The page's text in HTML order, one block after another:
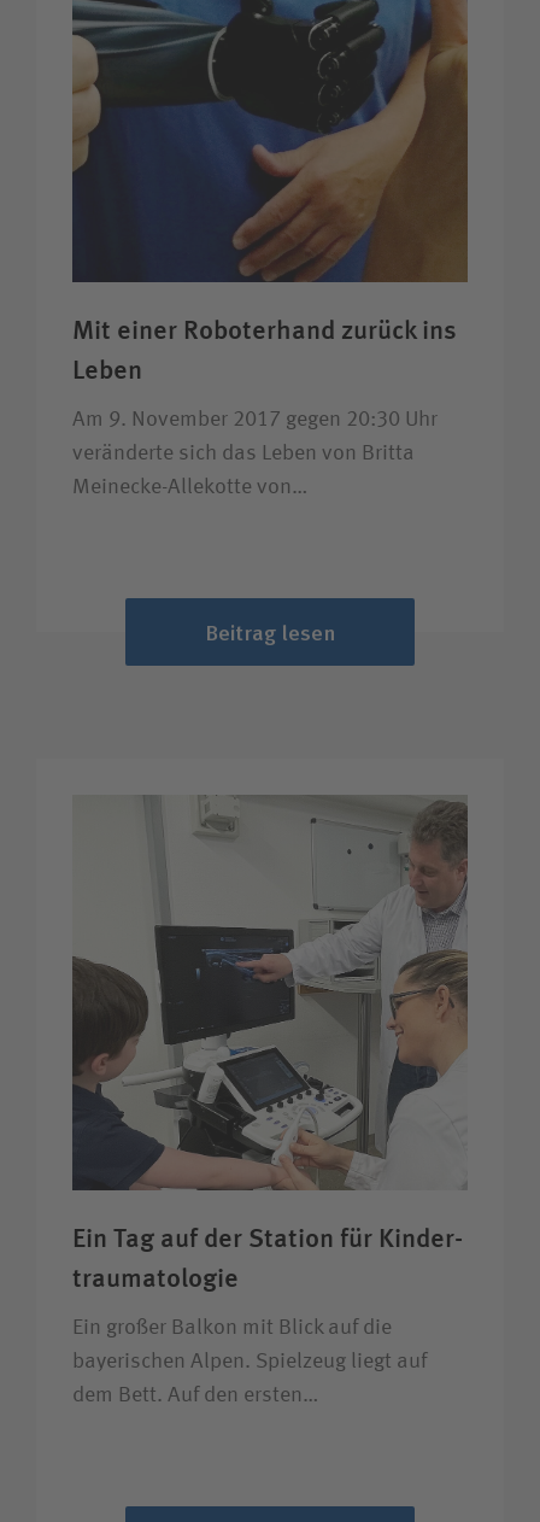
Mit einer Roboter­hand zurück ins
Leben
Am 9. November 2017 gegen 20:30 Uhr
veränderte sich das Leben von Britta
Meinecke-Allekotte von…
Beitrag lesen
Ein Tag auf der Station für Kinder­
trauma­tologie
Ein großer Balkon mit Blick auf die
bayerischen Alpen. Spielzeug liegt auf
dem Bett. Auf den ersten…